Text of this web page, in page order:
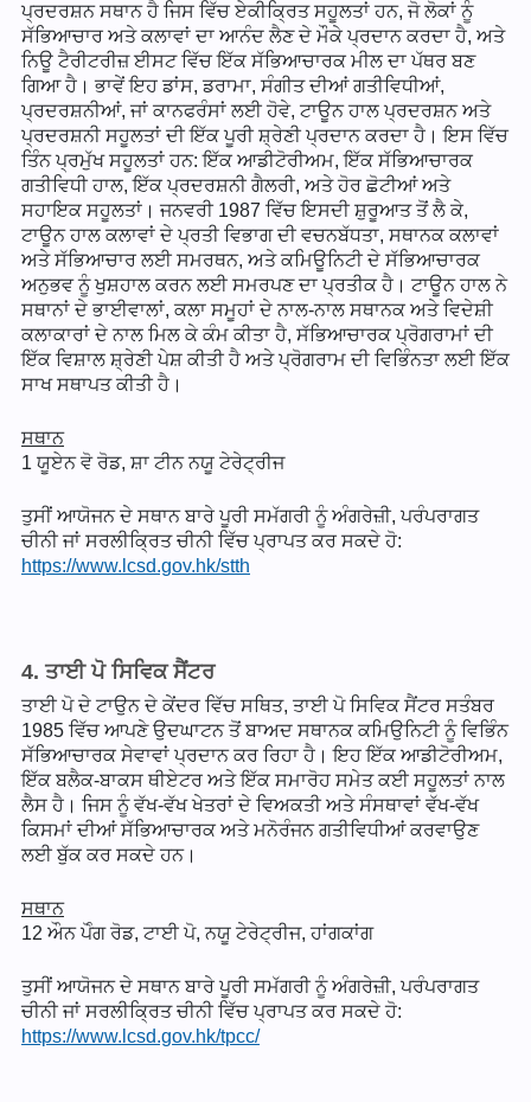
ਪ੍ਰਦਰਸ਼ਨ ਸਥਾਨ ਹੈ ਜਿਸ ਵਿੱਚ ਏਕੀਕ੍ਰਿਤ ਸਹੂਲਤਾਂ ਹਨ, ਜੋ ਲੋਕਾਂ ਨੂੰ
ਸੱਭਿਆਚਾਰ ਅਤੇ ਕਲਾਵਾਂ ਦਾ ਆਨੰਦ ਲੈਣ ਦੇ ਮੌਕੇ ਪ੍ਰਦਾਨ ਕਰਦਾ ਹੈ, ਅਤੇ
ਨਿਊ ਟੈਰੀਟਰੀਜ਼ ਈਸਟ ਵਿੱਚ ਇੱਕ ਸੱਭਿਆਚਾਰਕ ਮੀਲ ਦਾ ਪੱਥਰ ਬਣ
ਗਿਆ ਹੈ। ਭਾਵੇਂ ਇਹ ਡਾਂਸ, ਡਰਾਮਾ, ਸੰਗੀਤ ਦੀਆਂ ਗਤੀਵਿਧੀਆਂ,
ਪ੍ਰਦਰਸ਼ਨੀਆਂ, ਜਾਂ ਕਾਨਫਰੰਸਾਂ ਲਈ ਹੋਵੇ, ਟਾਊਨ ਹਾਲ ਪ੍ਰਦਰਸ਼ਨ ਅਤੇ
ਪ੍ਰਦਰਸ਼ਨੀ ਸਹੂਲਤਾਂ ਦੀ ਇੱਕ ਪੂਰੀ ਸ਼੍ਰੇਣੀ ਪ੍ਰਦਾਨ ਕਰਦਾ ਹੈ। ਇਸ ਵਿੱਚ
ਤਿੰਨ ਪ੍ਰਮੁੱਖ ਸਹੂਲਤਾਂ ਹਨ: ਇੱਕ ਆਡੀਟੋਰੀਅਮ, ਇੱਕ ਸੱਭਿਆਚਾਰਕ
ਗਤੀਵਿਧੀ ਹਾਲ, ਇੱਕ ਪ੍ਰਦਰਸ਼ਨੀ ਗੈਲਰੀ, ਅਤੇ ਹੋਰ ਛੋਟੀਆਂ ਅਤੇ
ਸਹਾਇਕ ਸਹੂਲਤਾਂ। ਜਨਵਰੀ 1987 ਵਿੱਚ ਇਸਦੀ ਸ਼ੁਰੂਆਤ ਤੋਂ ਲੈ ਕੇ,
ਟਾਊਨ ਹਾਲ ਕਲਾਵਾਂ ਦੇ ਪ੍ਰਤੀ ਵਿਭਾਗ ਦੀ ਵਚਨਬੱਧਤਾ, ਸਥਾਨਕ ਕਲਾਵਾਂ
ਅਤੇ ਸੱਭਿਆਚਾਰ ਲਈ ਸਮਰਥਨ, ਅਤੇ ਕਮਿਊਨਿਟੀ ਦੇ ਸੱਭਿਆਚਾਰਕ
ਅਨੁਭਵ ਨੂੰ ਖੁਸ਼ਹਾਲ ਕਰਨ ਲਈ ਸਮਰਪਣ ਦਾ ਪ੍ਰਤੀਕ ਹੈ। ਟਾਊਨ ਹਾਲ ਨੇ
ਸਥਾਨਾਂ ਦੇ ਭਾਈਵਾਲਾਂ, ਕਲਾ ਸਮੂਹਾਂ ਦੇ ਨਾਲ-ਨਾਲ ਸਥਾਨਕ ਅਤੇ ਵਿਦੇਸ਼ੀ
ਕਲਾਕਾਰਾਂ ਦੇ ਨਾਲ ਮਿਲ ਕੇ ਕੰਮ ਕੀਤਾ ਹੈ, ਸੱਭਿਆਚਾਰਕ ਪ੍ਰੋਗਰਾਮਾਂ ਦੀ
ਇੱਕ ਵਿਸ਼ਾਲ ਸ਼੍ਰੇਣੀ ਪੇਸ਼ ਕੀਤੀ ਹੈ ਅਤੇ ਪ੍ਰੋਗਰਾਮ ਦੀ ਵਿਭਿੰਨਤਾ ਲਈ ਇੱਕ
ਸਾਖ ਸਥਾਪਤ ਕੀਤੀ ਹੈ।
ਸਥਾਨ
1 ਯੂਏਨ ਵੋ ਰੋਡ, ਸ਼ਾ ਟੀਨ ਨਯੂ ਟੇਰੇਟ੍ਰੀਜ
ਤੁਸੀਂ ਆਯੋਜਨ ਦੇ ਸਥਾਨ ਬਾਰੇ ਪੂਰੀ ਸਮੱਗਰੀ ਨੂੰ ਅੰਗਰੇਜ਼ੀ, ਪਰੰਪਰਾਗਤ
ਚੀਨੀ ਜਾਂ ਸਰਲੀਕ੍ਰਿਤ ਚੀਨੀ ਵਿੱਚ ਪ੍ਰਾਪਤ ਕਰ ਸਕਦੇ ਹੋ:
https://www.lcsd.gov.hk/stth
4. ਤਾਈ ਪੋ ਸਿਵਿਕ ਸੈਂਟਰ
ਤਾਈ ਪੋ ਦੇ ਟਾਉਨ ਦੇ ਕੇਂਦਰ ਵਿੱਚ ਸਥਿਤ, ਤਾਈ ਪੋ ਸਿਵਿਕ ਸੈਂਟਰ ਸਤੰਬਰ
1985 ਵਿੱਚ ਆਪਣੇ ਉਦਘਾਟਨ ਤੋਂ ਬਾਅਦ ਸਥਾਨਕ ਕਮਿਉਨਿਟੀ ਨੂੰ ਵਿਭਿੰਨ
ਸੱਭਿਆਚਾਰਕ ਸੇਵਾਵਾਂ ਪ੍ਰਦਾਨ ਕਰ ਰਿਹਾ ਹੈ। ਇਹ ਇੱਕ ਆਡੀਟੋਰੀਅਮ,
ਇੱਕ ਬਲੈਕ-ਬਾਕਸ ਥੀਏਟਰ ਅਤੇ ਇੱਕ ਸਮਾਰੋਹ ਸਮੇਤ ਕਈ ਸਹੂਲਤਾਂ ਨਾਲ
ਲੈਸ ਹੈ। ਜਿਸ ਨੂੰ ਵੱਖ-ਵੱਖ ਖੇਤਰਾਂ ਦੇ ਵਿਅਕਤੀ ਅਤੇ ਸੰਸਥਾਵਾਂ ਵੱਖ-ਵੱਖ
ਕਿਸਮਾਂ ਦੀਆਂ ਸੱਭਿਆਚਾਰਕ ਅਤੇ ਮਨੋਰੰਜਨ ਗਤੀਵਿਧੀਆਂ ਕਰਵਾਉਣ
ਲਈ ਬੁੱਕ ਕਰ ਸਕਦੇ ਹਨ।
ਸਥਾਨ
12 ਔਨ ਪੋੰਗ ਰੋਡ, ਟਾਈ ਪੋ, ਨਯੂ ਟੇਰੇਟ੍ਰੀਜ, ਹਾਂਗਕਾਂਗ
ਤੁਸੀਂ ਆਯੋਜਨ ਦੇ ਸਥਾਨ ਬਾਰੇ ਪੂਰੀ ਸਮੱਗਰੀ ਨੂੰ ਅੰਗਰੇਜ਼ੀ, ਪਰੰਪਰਾਗਤ
ਚੀਨੀ ਜਾਂ ਸਰਲੀਕ੍ਰਿਤ ਚੀਨੀ ਵਿੱਚ ਪ੍ਰਾਪਤ ਕਰ ਸਕਦੇ ਹੋ:
https://www.lcsd.gov.hk/tpcc/